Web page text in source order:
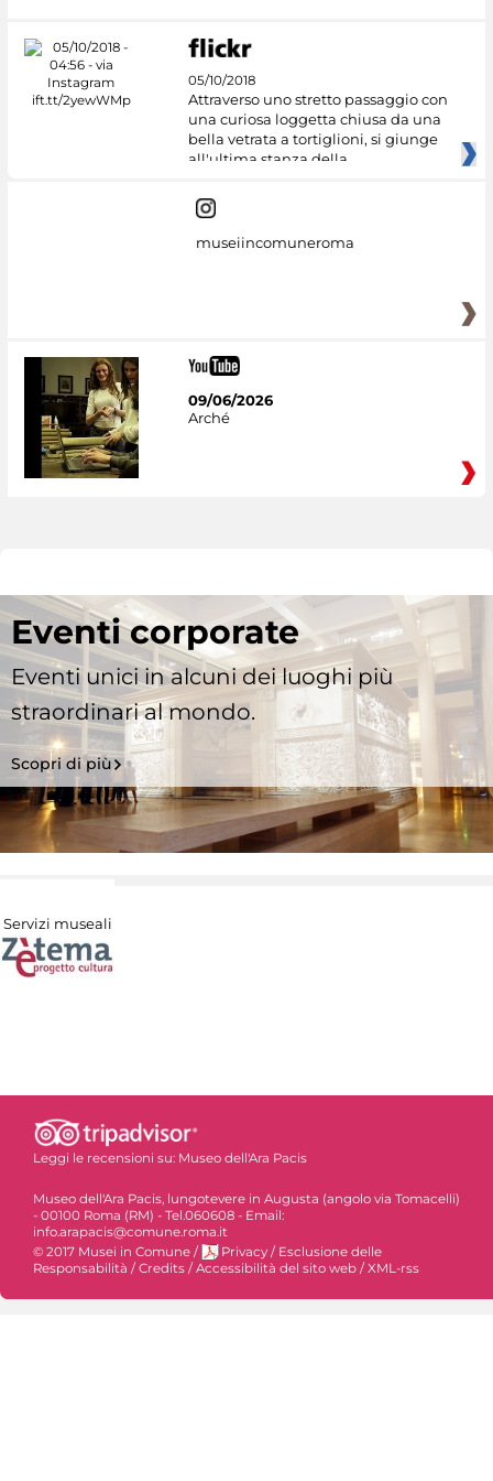
05/10/2018
Attraverso uno stretto passaggio con
una curiosa loggetta chiusa da una
bella vetrata a tortiglioni, si giunge
all'ultima stanza della
museiincomuneroma
09/06/2026
Arché
Eventi corporate
Eventi unici in alcuni dei luoghi più
straordinari al mondo.
Scopri di più
Servizi museali
Leggi le recensioni su: Museo dell'Ara Pacis
Museo dell'Ara Pacis, lungotevere in Augusta (angolo via Tomacelli)
- 00100 Roma (RM) - Tel.060608 - Email:
info.arapacis@comune.roma.it
© 2017 Musei in Comune / Privacy / Esclusione delle
Responsabilità /Credits /Accessibilità del sito web /XML-rss